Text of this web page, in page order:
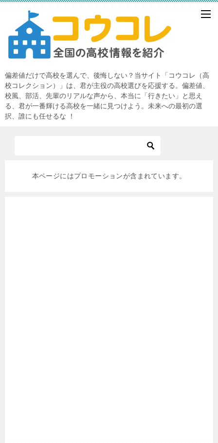
偏差値だけで高校を選んで、後悔しない？当サイト「コウコレ（高
校コレクション）」は、君が主役の高校選びを応援する。偏差値、
校風、部活、先輩のリアルな声から、本当に「行きたい」と思え
る、君が一番輝ける高校を一緒に見つけよう。未来への最初の選
択、誰にも任せるな ！
本ページにはプロモーションが含まれています。